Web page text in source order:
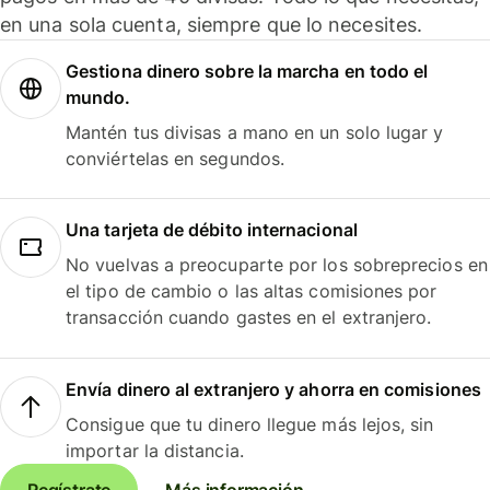
en una sola cuenta, siempre que lo necesites.
Gestiona dinero sobre la marcha en todo el
mundo.
Mantén tus divisas a mano en un solo lugar y
conviértelas en segundos.
Una tarjeta de débito internacional
No vuelvas a preocuparte por los sobreprecios en
el tipo de cambio o las altas comisiones por
transacción cuando gastes en el extranjero.
Envía dinero al extranjero y ahorra en comisiones
Consigue que tu dinero llegue más lejos, sin
importar la distancia.